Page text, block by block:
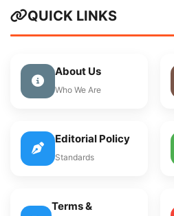
QUICK LINKS
About Us
Who We Are
Editorial Policy
Standards
Terms &